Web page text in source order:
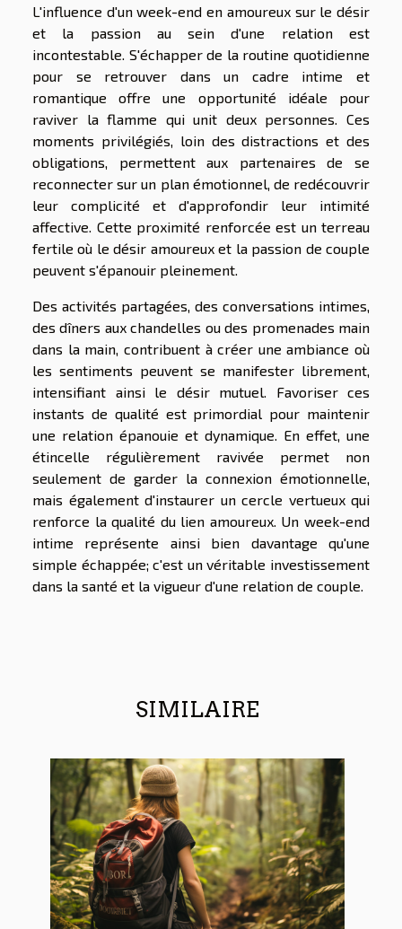
L'influence d'un week-end en amoureux sur le désir
et la passion au sein d'une relation est
incontestable. S'échapper de la routine quotidienne
pour se retrouver dans un cadre intime et
romantique offre une opportunité idéale pour
raviver la flamme qui unit deux personnes. Ces
moments privilégiés, loin des distractions et des
obligations, permettent aux partenaires de se
reconnecter sur un plan émotionnel, de redécouvrir
leur complicité et d'approfondir leur intimité
affective. Cette proximité renforcée est un terreau
fertile où le désir amoureux et la passion de couple
peuvent s'épanouir pleinement.
Des activités partagées, des conversations intimes,
des dîners aux chandelles ou des promenades main
dans la main, contribuent à créer une ambiance où
les sentiments peuvent se manifester librement,
intensifiant ainsi le désir mutuel. Favoriser ces
instants de qualité est primordial pour maintenir
une relation épanouie et dynamique. En effet, une
étincelle régulièrement ravivée permet non
seulement de garder la connexion émotionnelle,
mais également d'instaurer un cercle vertueux qui
renforce la qualité du lien amoureux. Un week-end
intime représente ainsi bien davantage qu'une
simple échappée; c'est un véritable investissement
dans la santé et la vigueur d'une relation de couple.
SIMILAIRE